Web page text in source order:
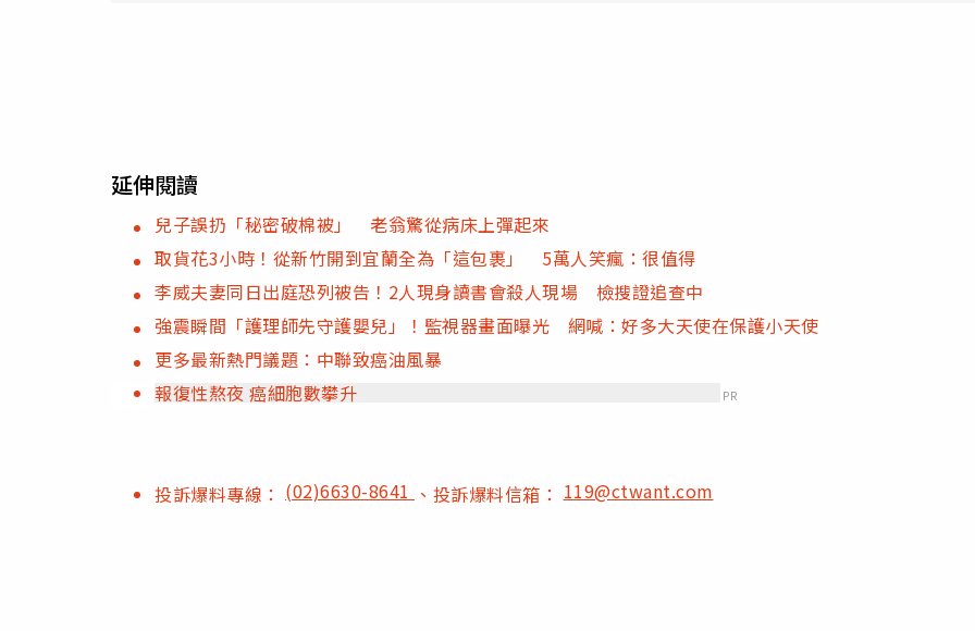
延伸閱讀
兒子誤扔「秘密破棉被」 老翁驚從病床上彈起來
取貨花3小時！從新竹開到宜蘭全為「這包裹」 5萬人笑瘋：很值得
李威夫妻同日出庭恐列被告！2人現身讀書會殺人現場 檢搜證追查中
強震瞬間「護理師先守護嬰兒」！監視器畫面曝光 網喊：好多大天使在保護小天使
更多最新熱門議題：中聯致癌油風暴
報復性熬夜 癌細胞數攀升
PR
投訴爆料專線： (02)6630-8641 、投訴爆料信箱：119@ctwant.com